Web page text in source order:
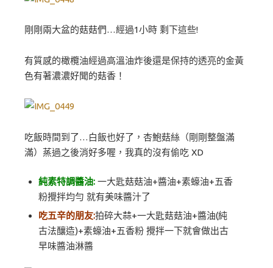
剛剛兩大盆的菇菇們…經過1小時 剩下這些!
有質感的橄欖油經過高溫油炸後還是保持的透亮的金黃
色有著濃濃好聞的菇香！
吃飯時間到了…白飯也好了，杏鮑菇絲（剛剛整盤滿
滿）蒸過之後消好多喔，我真的沒有偷吃 XD
純素特調醬油: 一大匙菇菇油+醬油+素蠔油+五香
粉攪拌均勻 就有美味醬汁了
吃五辛的朋友:拍碎大蒜+一大匙菇菇油+醬油(純
古法釀造)+素蠔油+五香粉 攪拌一下就會做出古
早味醬油淋醬